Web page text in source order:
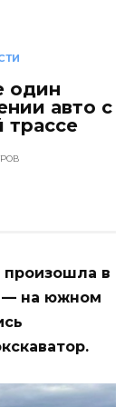
один
авто с
трассе
произошла в
— на южном